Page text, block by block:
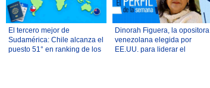
El tercero mejor de
Sudamérica: Chile alcanza el
puesto 51° en ranking de los
Dinorah Figuera, la opositora
venezolana elegida por
EE.UU. para liderar el